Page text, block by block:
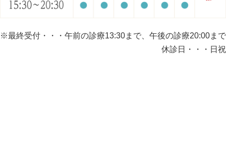
※最終受付・・・午前の診療13:30まで、午後の診療20:00まで
休診日・・・日祝